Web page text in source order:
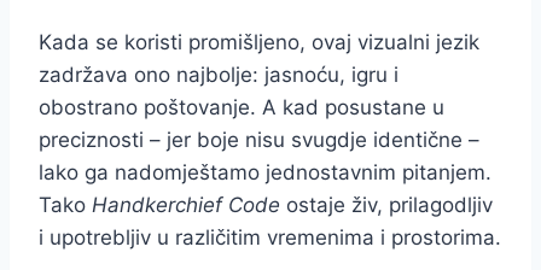
Kada se koristi promišljeno, ovaj vizualni jezik
zadržava ono najbolje: jasnoću, igru i
obostrano poštovanje. A kad posustane u
preciznosti – jer boje nisu svugdje identične –
lako ga nadomještamo jednostavnim pitanjem.
Tako Handkerchief Code ostaje živ, prilagodljiv
i upotrebljiv u različitim vremenima i prostorima.